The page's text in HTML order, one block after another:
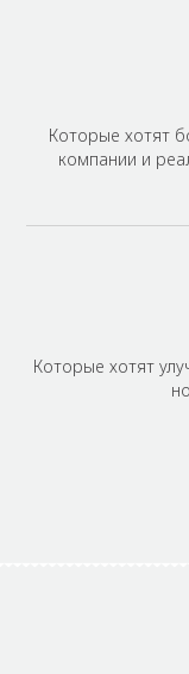
Которые хотят
компании и
Которые хотят